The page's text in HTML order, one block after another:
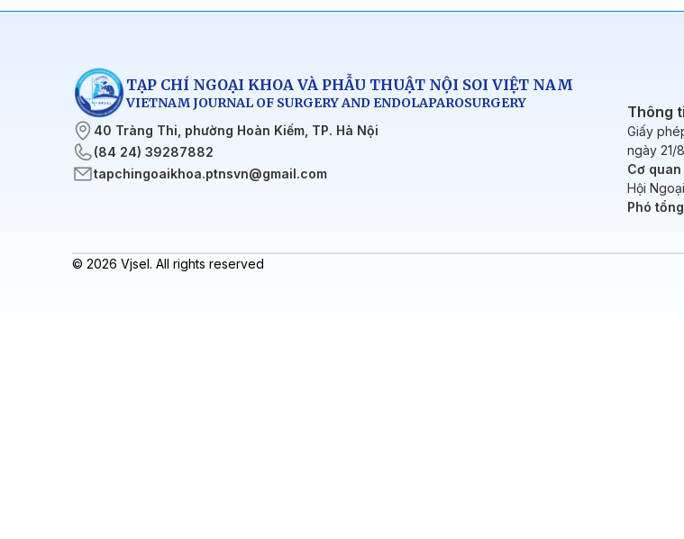
TẠP CHÍ NGOẠI KHOA VÀ PHẪU THUẬT NỘI SOI VIỆT NAM
VIETNAM JOURNAL OF SURGERY AND ENDOLAPAROSURGERY
40 Tràng Thi, phường Hoàn Kiếm, TP. Hà Nội
(84 24) 39287882
tapchingoaikhoa.ptnsvn@gmail.com
Thông
Giấy
ngày 21/
Cơ
Hội
Phó
© 2026 Vjsel. All rights reserved